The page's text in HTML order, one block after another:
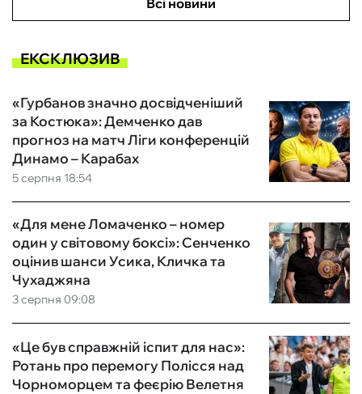
Всі новини
ЕКСКЛЮЗИВ
5 серпня 18:54
«Гурбанов значно досвідченіший
за Костюка»: Демченко дав
прогноз на матч Ліги конференцій
Динамо – Карабах
3 серпня 09:08
«Для мене Ломаченко – номер
один у світовому боксі»: Сенченко
оцінив шанси Усика, Кличка та
Чухаджяна
«Це був справжній іспит для нас»:
Ротань про перемогу Полісся над
Чорноморцем та феєрію Велетня